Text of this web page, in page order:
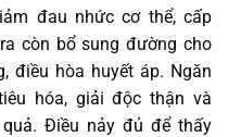
đau nhức cơ thể, cấp
còn bổ sung đường cho
điều hòa huyết áp. Ngăn
hóa, giải độc thận và
Điều nảy đủ để thấy